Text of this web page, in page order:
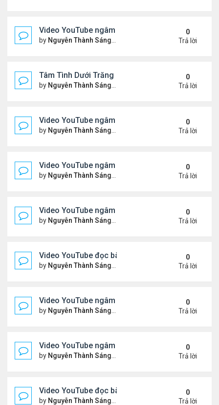
Video YouTube ngâm bài thơ nhạc lục bát "Em Đi
by Nguyễn Thành Sáng Thứ 5 Tháng 5 14, 2026 7:20
0
Trả lời
Tâm Tình Dưới Trăng
by Nguyễn Thành Sáng Thứ 3 Tháng 5 12, 2026 3:15
0
Trả lời
Video YouTube ngâm bài thơ nhạc lục bát "Em Có
by Nguyễn Thành Sáng Thứ 7 Tháng 5 02, 2026 10:15
0
Trả lời
Video YouTube ngâm bài thơ nhạc lục bát "Nói
by Nguyễn Thành Sáng Thứ 3 Tháng 4 21, 2026 8:37
0
Trả lời
Video YouTube ngâm bài Thơ Nhạc Lục Bát: "Thơ
by Nguyễn Thành Sáng Thứ 4 Tháng 4 08, 2026 8:22
0
Trả lời
Video YouTube đọc bài thơ "Vậy Mà Ai Nỡ"
by Nguyễn Thành Sáng Thứ 6 Tháng 4 03, 2026 7:59
0
Trả lời
Video YouTube ngâm bài Thơ Nhạc Lục Bát: Em
by Nguyễn Thành Sáng Thứ 2 Tháng 3 30, 2026 8:19
0
Trả lời
Video YouTube ngâm bài Thơ Nhạc Lục Bát: Nỗi
by Nguyễn Thành Sáng Thứ 5 Tháng 3 26, 2026 8:13
0
Trả lời
Video YouTube đọc bài thơ "Đôi Mắt Của Em"
by Nguyễn Thành Sáng Thứ 6 Tháng 3 20, 2026 8:21
0
Trả lời